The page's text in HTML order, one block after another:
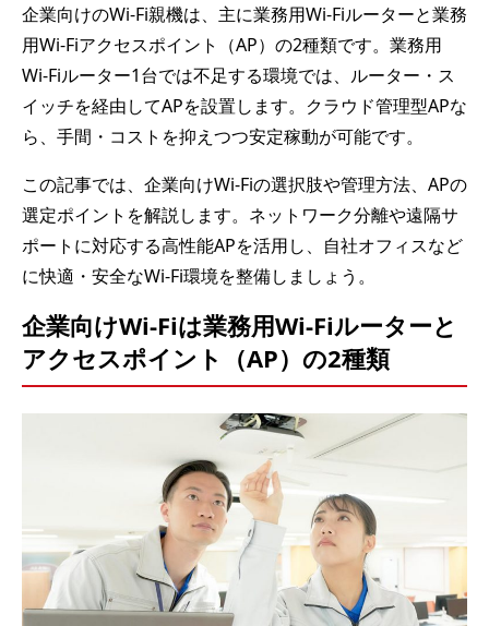
企業向けのWi-Fi親機は、主に業務用Wi-Fiルーターと業務
用Wi-Fiアクセスポイント（AP）の2種類です。業務用
Wi-Fiルーター1台では不足する環境では、ルーター・ス
イッチを経由してAPを設置します。クラウド管理型APな
ら、手間・コストを抑えつつ安定稼動が可能です。
この記事では、企業向けWi-Fiの選択肢や管理方法、APの
選定ポイントを解説します。ネットワーク分離や遠隔サ
ポートに対応する高性能APを活用し、自社オフィスなど
に快適・安全なWi-Fi環境を整備しましょう。
企業向けWi-Fiは業務用Wi-Fiルーターと
アクセスポイント（AP）の2種類